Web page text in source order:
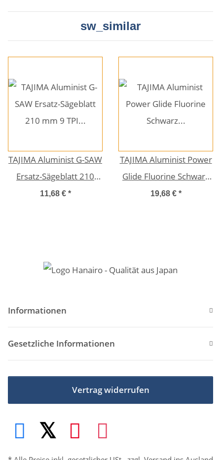
sw_similar
TAJIMA Aluminist G-SAW
Ersatz-Sägeblatt 210
mm 9 TPI GKBG210
11,68 € *
TAJIMA Aluminist Power
Glide Fluorine Schwarz
Ersatz-Sägeblatt 240
19,68 € *
Informationen
Gesetzliche Informationen
Vertrag widerrufen